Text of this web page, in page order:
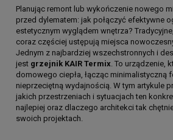
Planując remont lub wykończenie nowego
przed dylematem: jak połączyć efektywne
estetycznym wyglądem wnętrza?
coraz częściej ustępują miejsca
Jednym z najbardziej wszechstronnych i
jest grzejnik KAIR Termix . To urządzenie,
domowego ciepła, łącząc minimalistyczną
nieprzeciętną wydajnością. W tym artykule
jakich przestrzeniach i sytuacjach ten
najlepiej oraz dlaczego architekci tak
swoich projektach.